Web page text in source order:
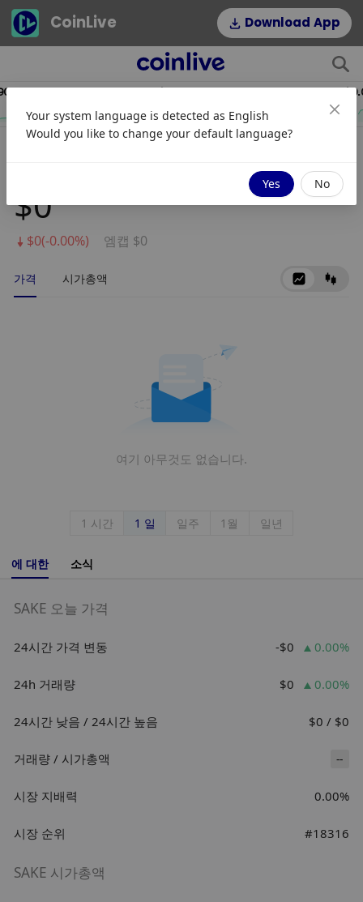
CoinLive Download App
2.64%
1.16%
$0
$0(-0.00%) 엠캡 $0
가격 시가총액
여기 아무것도 없습니다.
1 시간 1 일 일주 1월 일년
에 대한 소식
SAKE 오늘 가격
24시간 가격 변동 -$0 0.00%
24h 거래량 $0 0.00%
24시간 낮음 / 24시간 높음 $0 / $0
거래량 / 시가총액 --
시장 지배력 0.00%
시장 순위 #18316
SAKE 시가총액
Your system language is detected as English
Would you like to change your default language?
Yes No